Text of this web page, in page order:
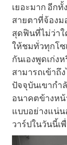
เยอะมาก อีก
สายตาที่จ้องม
สุดฟินที่ไม่ว่าใ
ให้ชมทั่วทุกโซ
กันเองพูดเก่ง
สามารถเข้าถึ
ปัจจุบันเขากำ
อนาคตข้างหน้
แบบอย่างแน่น
วาร์ปในวันนี้เ